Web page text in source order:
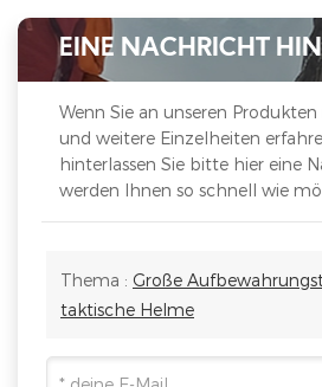
EINE NACHRICHT
Wenn Sie an unseren Produkten
und weitere Einzelheiten
hinterlassen Sie bitte hier eine
werden Ihnen so schnell wie
Thema : Große
taktische Helme